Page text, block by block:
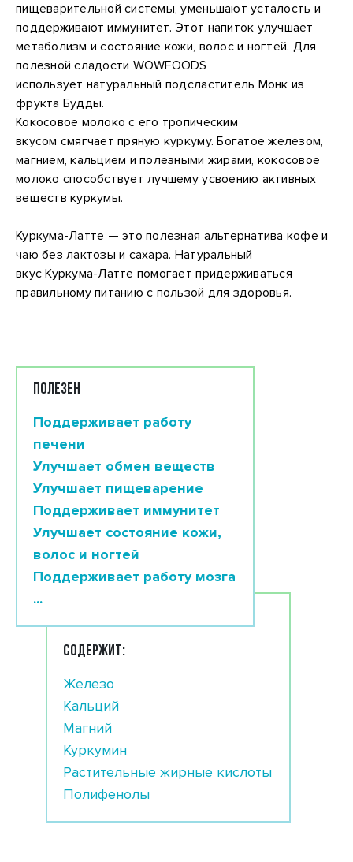
пищеварительной системы, уменьшают усталость и
поддерживают иммунитет. Этот напиток улучшает
метаболизм и состояние кожи, волос и ногтей. Для
полезной сладости WOWFOODS
использует натуральный подсластитель Монк из
фрукта Будды.
Кокосовое молоко с его тропическим
вкусом смягчает пряную куркуму. Богатое железом,
магнием, кальцием и полезными жирами, кокосовое
молоко способствует лучшему усвоению активных
веществ куркумы.
Куркума-Латте — это полезная альтернатива кофе и
чаю без лактозы и сахара. Натуральный
вкус Куркума-Латте помогает придерживаться
правильному питанию с пользой для здоровья.
ПОЛЕЗЕН
Поддерживает работу
печени
Улучшает обмен веществ
Улучшает пищеварение
Поддерживает иммунитет
Улучшает состояние кожи,
волос и ногтей
Поддерживает работу мозга
...
СОДЕРЖИТ:
Железо
Кальций
Магний
Куркумин
Растительные жирные кислоты
Полифенолы